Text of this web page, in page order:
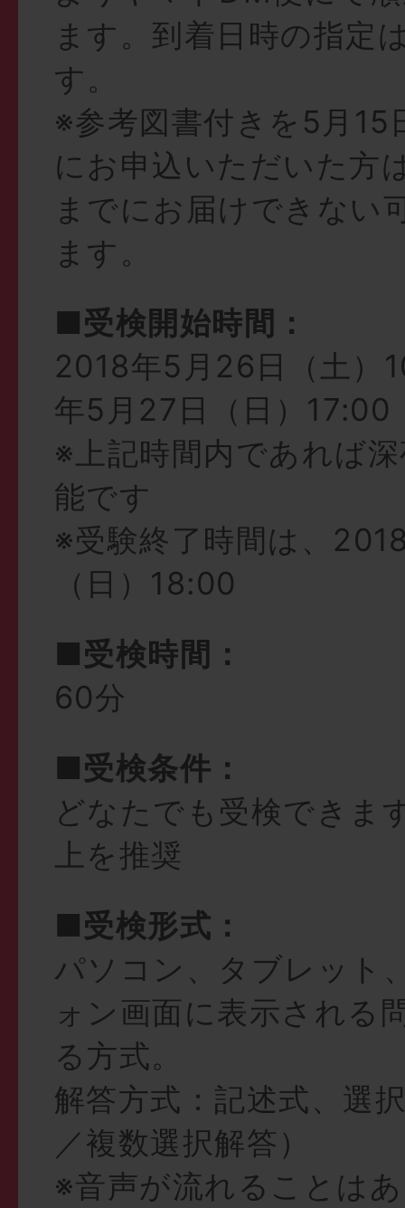
ます。到着日時の指定
す。
※参考図書付きを5月15
にお申込いただいた方
までにお届けできない
ます。
■受検開始時間：
2018年5月26日（土）
年5月27日（日）17:00
※上記時間内であれば
能です
※受験終了時間は、
（日）18:00
■受検時間：
60分
■受検条件：
どなたでも受検できま
上を推奨
■受検形式：
パソコン、タブレット
ォン画面に表示される
る方式。
解答方式：記述式、選
／複数選択解答）
※音声が流れることは